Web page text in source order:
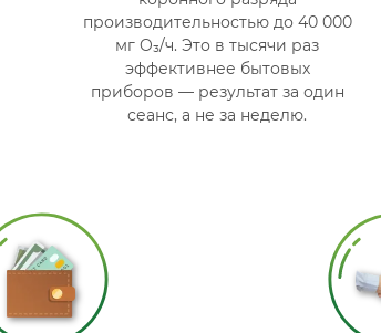
производительностью до 40 000
мг O₃/ч. Это в тысячи раз
эффективнее бытовых
приборов — результат за один
сеанс, а не за неделю.